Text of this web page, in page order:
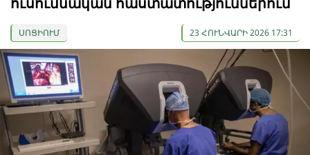
ՍՈՑԻՈՒՄ 23 ՀՈՒՆՎԱՐԻ 2026 17:31